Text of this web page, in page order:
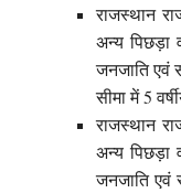
राजस्थान
अन्य पिछड़ा
जनजाति एवं
सीमा में 5
राजस्थान
अन्य पिछड़ा
जनजाति एवं